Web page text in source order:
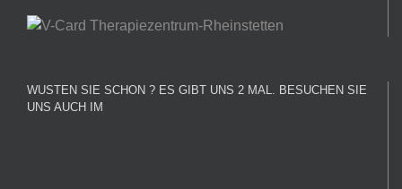
WUSTEN SIE SCHON ? ES GIBT UNS 2 MAL. BESUCHEN SIE
UNS AUCH IM